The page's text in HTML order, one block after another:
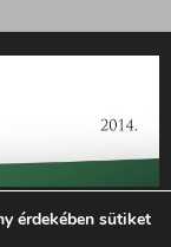
működésének
sz. támogatási
érdekében sütiket